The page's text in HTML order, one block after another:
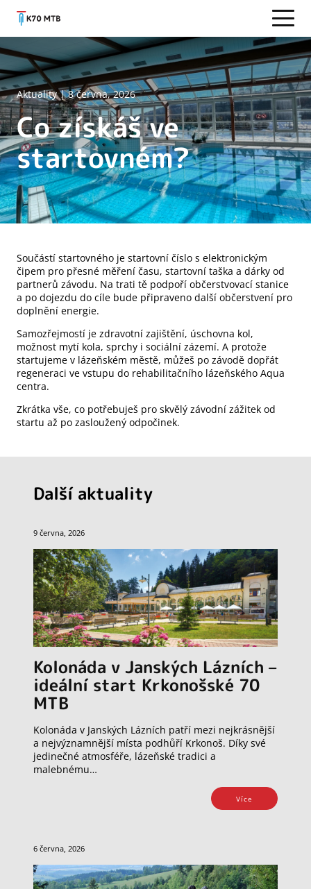
Aktuality |8 června, 2026
Co získáš ve
startovném?
Součástí startovného je startovní číslo s elektronickým
čipem pro přesné měření času, startovní taška a dárky od
partnerů závodu. Na trati tě podpoří občerstvovací stanice
a po dojezdu do cíle bude připraveno další občerstvení pro
doplnění energie.
Samozřejmostí je zdravotní zajištění, úschovna kol,
možnost mytí kola, sprchy i sociální zázemí. A protože
startujeme v lázeňském městě, můžeš po závodě dopřát
regeneraci ve vstupu do rehabilitačního lázeňského Aqua
centra.
Zkrátka vše, co potřebuješ pro skvělý závodní zážitek od
startu až po zasloužený odpočinek.
Další aktuality
9 června, 2026
Kolonáda v Janských Lázních –
ideální start Krkonošské 70
MTB
Kolonáda v Janských Lázních patří mezi nejkrásnější
a nejvýznamnější místa podhůří Krkonoš. Díky své
jedinečné atmosféře, lázeňské tradici a
malebnému…
Více
6 června, 2026